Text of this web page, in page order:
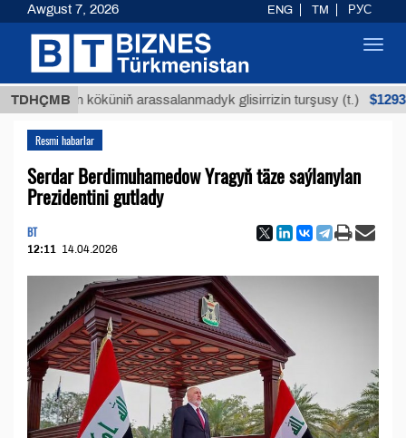
TDHÇMB
Buýan köküniň arassalanmadyk glisirrizin turşusy (t.) $12935,18
Resmi habarlar
Serdar Berdimuhamedow Yragyň täze saýlanylan
Prezidentini gutlady
BT
12:11 14.04.2026
Awgust 7, 2026 ENG TM РУС